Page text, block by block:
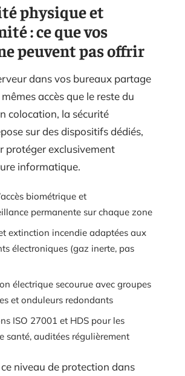
physique et
: ce que vos
peuvent pas offrir
dans vos bureaux partage
accès que le reste du
colocation, la sécurité
sur des dispositifs dédiés,
protéger exclusivement
informatique.
biométrique et
permanente sur chaque zone
extinction incendie adaptées aux
électroniques (gaz inerte, pas
électrique secourue avec groupes
et onduleurs redondants
ISO 27001 et HDS pour les
santé, auditées régulièrement
niveau de protection dans